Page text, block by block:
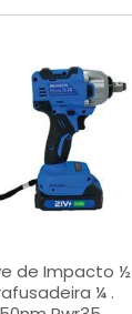
de Impacto ½
¼ .